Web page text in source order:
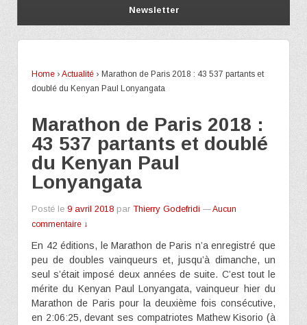
Newsletter
Home › Actualité › Marathon de Paris 2018 : 43 537 partants et
doublé du Kenyan Paul Lonyangata
Marathon de Paris 2018 :
43 537 partants et doublé
du Kenyan Paul
Lonyangata
Posté le 9 avril 2018 par Thierry Godefridi —Aucun
commentaire ↓
En 42 éditions, le Marathon de Paris n’a enregistré que
peu de doubles vainqueurs et, jusqu’à dimanche, un
seul s’était imposé deux années de suite. C’est tout le
mérite du Kenyan Paul Lonyangata, vainqueur hier du
Marathon de Paris pour la deuxième fois consécutive,
en 2:06:25, devant ses compatriotes Mathew Kisorio (à